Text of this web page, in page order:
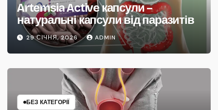
Artemsia Active капсули –
натуральні капсули від паразитів
29 СІЧНЯ, 2026 ADMIN
БЕЗ КАТЕГОРІЇ